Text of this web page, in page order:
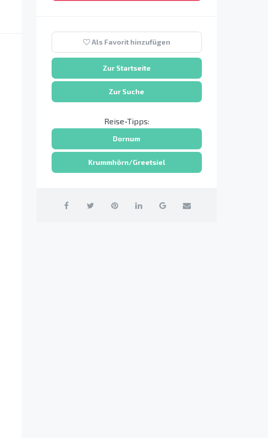
Als Favorit hinzufügen
Zur Startseite
Zur Suche
Reise-Tipps:
Dornum
Krummhörn/Greetsiel